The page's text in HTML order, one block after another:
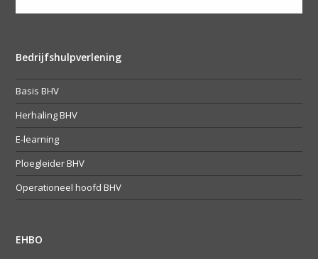
Bedrijfshulpverlening
Basis BHV
Herhaling BHV
E-learning
Ploegleider BHV
Operationeel hoofd BHV
EHBO